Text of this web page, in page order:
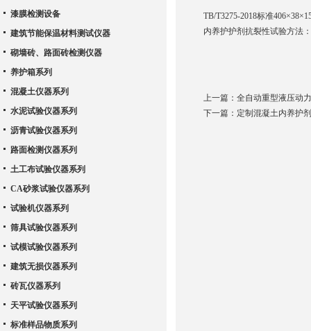
TB/T3275-2018标准
内养护护剂抗裂性试验方法
上一篇： 全自动重型液压动
下一篇： 定制混凝土内养护
漆膜检测设备
建筑节能保温材料测试仪器
砌墙砖、路面砖检测仪器
养护箱系列
混凝土仪器系列
水泥试验仪器系列
沥青试验仪器系列
路面检测仪器系列
土工布试验仪器系列
CA砂浆试验仪器系列
试验机仪器系列
筛具试验仪器系列
试模试验仪器系列
建筑无损仪器系列
砖瓦仪器系列
天平试验仪器系列
标准样品物质系列